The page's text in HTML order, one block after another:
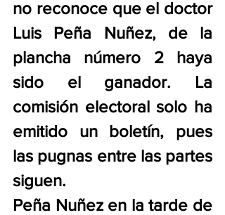
no reconoce que el doctor
Luis Peña Nuñez, de la
plancha número 2 haya
sido el ganador. La
comisión electoral solo ha
emitido un boletín, pues
las pugnas entre las partes
siguen.
Peña Nuñez en la tarde de